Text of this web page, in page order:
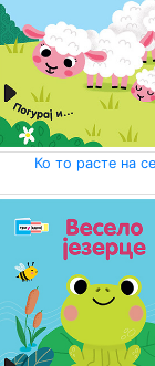
Ко то расте на